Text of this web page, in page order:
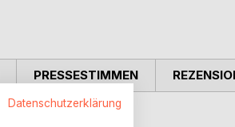
PRESSESTIMMEN
Datenschutzerklärung